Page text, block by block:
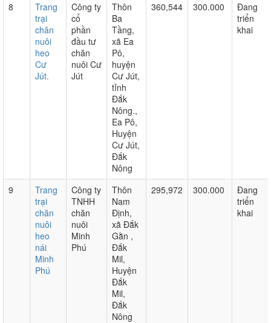
8
Trang
trại
chăn
nuôi
heo
Cư
Jút.
Công ty
cổ
phần
đầu tư
chăn
nuôi Cư
Jút
Thôn
Ba
Tầng,
xã Ea
Pô,
huyện
Cư Jút,
tỉnh
Đắk
Nông.,
Ea Pô,
Huyện
Cư Jút,
Đắk
Nông
360,544 300.000
Đang
triển
khai
9
Trang
trại
chăn
nuôi
heo
nái
Minh
Phú
Công ty
TNHH
chăn
nuôi
Minh
Phú
Thôn
Nam
Định,
xã Đắk
Gằn ,
Đắk
Mil,
Huyện
Đắk
Mil,
Đắk
Nông
295,972 300.000
Đang
triển
khai